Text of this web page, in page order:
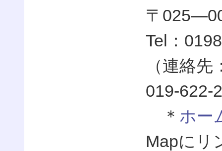
〒
Tel：
（連絡
019-622-
＊ ホー
Mapにリ